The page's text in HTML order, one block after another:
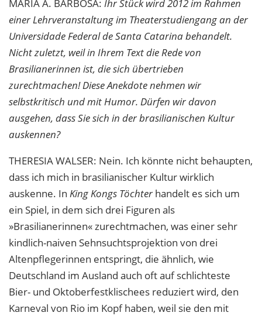
MARIAA. BARBOSA: Ihr Stück wird 2012 im Rahmen
einer Lehrveranstaltung im Theaterstudiengang an der
Universidade Federal de Santa Catarina behandelt.
Nicht zuletzt, weil in Ihrem Text die Rede von
Brasilianerinnen ist, die sich übertrieben
zurechtmachen! Diese Anekdote nehmen wir
selbstkritisch und mit Humor. Dürfen wir davon
ausgehen, dass Sie sich in der brasilianischen Kultur
auskennen?
THERESIAWALSER: Nein. Ich könnte nicht behaupten,
dass ich mich in brasilianischer Kultur wirklich
auskenne. In King Kongs Töchterhandelt es sich um
ein Spiel, in dem sich drei Figuren als
»Brasilianerinnen« zurechtmachen, was einer sehr
kindlich-naiven Sehnsuchtsprojektion von drei
Altenpflegerinnen entspringt, die ähnlich, wie
Deutschland im Ausland auch oft auf schlichteste
Bier- und Oktoberfestklischees reduziert wird, den
Karneval von Rio im Kopf haben, weil sie den mit